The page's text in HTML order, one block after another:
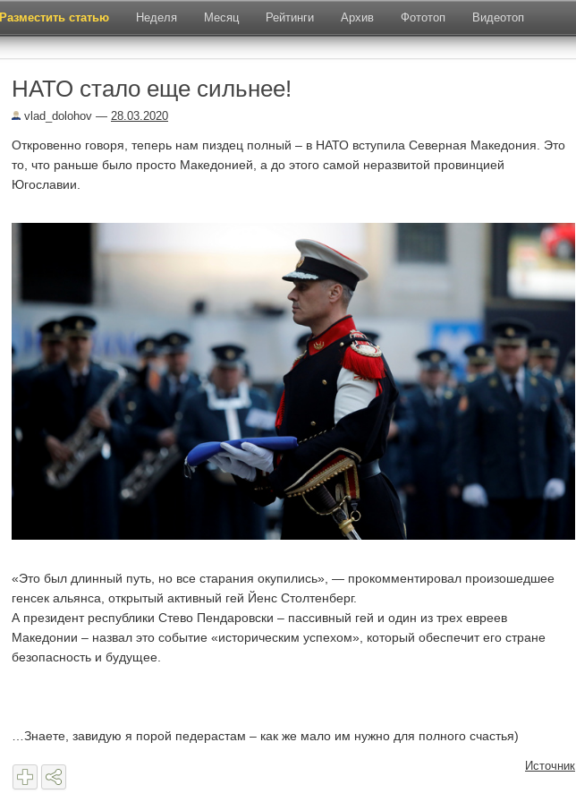
Разместить статью Неделя Месяц Рейтинги Архив Фототоп Видеотоп
НАТО стало еще сильнее!
vlad_dolohov — 28.03.2020
Откровенно говоря, теперь нам пиздец полный – в НАТО вступила Северная Македония. Это
то, что раньше было просто Македонией, а до этого самой неразвитой провинцией
Югославии.
«Это был длинный путь, но все старания окупились», — прокомментировал произошедшее
генсек альянса, открытый активный гей Йенс Столтенберг.
А президент республики Стево Пендаровски – пассивный гей и один из трех евреев
Македонии – назвал это событие «историческим успехом», который обеспечит его стране
безопасность и будущее.
…Знаете, завидую я порой педерастам – как же мало им нужно для полного счастья)
Источник